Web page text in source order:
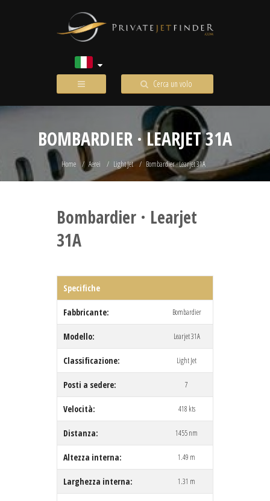
Cerca un volo
BOMBARDIER · LEARJET 31A
Home Aerei Light Jet Bombardier · Learjet 31A
Bombardier · Learjet
31A
Specifiche
Fabbricante: Bombardier
Modello: Learjet 31A
Classificazione: Light Jet
Posti a sedere: 7
Velocità: 418 kts
Distanza: 1455 nm
Altezza interna: 1.49 m
Larghezza interna: 1.31 m